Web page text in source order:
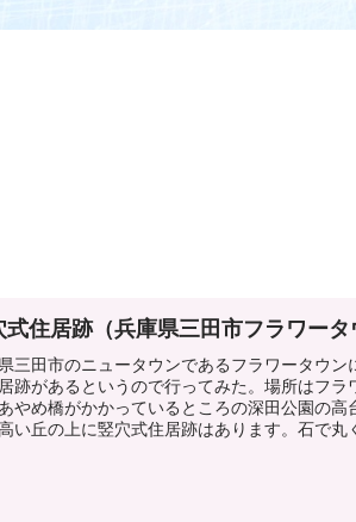
式住居跡（兵庫県三田市フラワータ
三田市のニュータウンであるフラワータウン
跡があるというので行ってみた。場所はフラ
やめ橋がかかっているところの深田公園の高
い丘の上に竪穴式住居跡はあります。石で丸